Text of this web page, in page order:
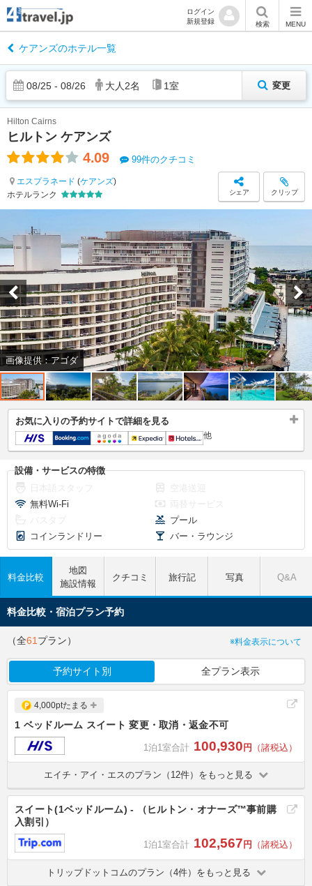
ログイン
新規登録
検索 MENU
ケアンズのホテル一覧
08/25 - 08/26 大人 2名 1室 変更
ヒルトン ケアンズ
Hilton Cairns
4.09 99件のクチコミ
エスプラネード (ケアンズ)
ホテルランク
シェア クリップ
画像提供：アゴダ
お気に入りの予約サイトで詳細を見る
他
設備・サービスの特徴
無料Wi-Fi
プール
コインランドリー
バー・ラウンジ
料金比較
地図
施設情報
クチコミ 旅行記 写真 Q&A
料金比較・宿泊プラン予約
（全61 プラン） ※料金表示について
予約サイト別 全プラン表示
4,000ptたまる
1 ベッドルーム スイート 変更・取消・返金不可
1泊1室合計 100,930円 （諸税込）
エイチ・アイ・エスのプラン（12件）をもっと見る
スイート(1ベッドルーム) - （ヒルトン・オナーズ™事前購
入割引）
1泊1室合計 102,567 円 （諸税込）
トリップドットコムのプラン（4件）をもっと見る